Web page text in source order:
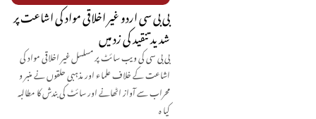
بی بی سی اردو غیر اخلاقی مواد کی اشاعت پر
شدید تنقید کی زد میں
بی بی سی کی ویب سائٹ پر مسلسل غیر اخلاقی مواد کی
اشاعت کے خلاف علماء اور مذہبی حلقوں نے منبر و
محراب سے آواز اٹھانے اور سائٹ کی بندش کا مطالبہ
کیا ہ